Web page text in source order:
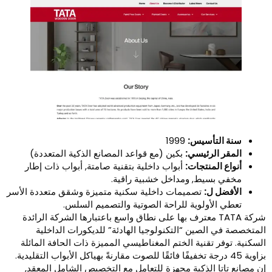
سنة التأسيس:1999
المقر الرئيسي:بكين (مع قواعد المصانع الذكية المتعددة)
أنواع المنتجات:أبواب داخلية بتقنية صامتة, أبواب ذات إطار
مخفي بسيط, ومداخل خشبية راقية.
الأفضل ل:تصميمات داخلية سكنية متميزة وشقق متعددة الأسر
تعطي الأولوية للراحة الصوتية والتصميم السلس.
شركة TATA معترف بها على نطاق واسع باعتبارها الشركة الرائدة
في الصين “التكنولوجيا الهادئة” للديكورات الداخلية
توفر تقنية الختم المغناطيسي المميزة ذات الحافة المائلة
بزاوية 45 درجة تخفيفًا فائقًا للصوت مقارنةً بهياكل الأبواب التقليدية.
مصانع تاتا الذكية مجهزة للتعامل مع التخصيص الشامل المعقد,